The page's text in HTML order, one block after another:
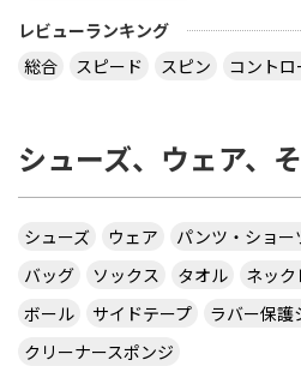
レビューランキング
総合
スピード スピン コント
シューズ、ウェア、
シューズ ウェア パンツ・ショー
バッグ
ソックス タオル
ネッ
ボール
サイドテープ ラバー保護
クリーナースポンジ